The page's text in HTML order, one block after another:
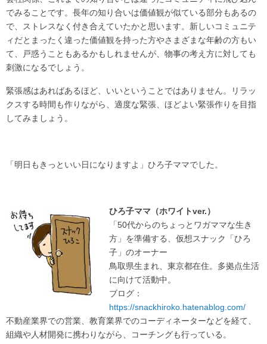
でみることです。長年の知り合いは価値観が似ている部分もあるの
で、ストレスなく付き合えていたかと思います。新しいコミュニテ
ィだとまったく違った価値観を持った方やさまざまな年齢の方もい
て、戸惑うこともあるかもしれませんが、物事の考え方に対しても
刺激になるでしょう。
緊張感はあればあるほど、いいということではありません。リラッ
クスする時間も作りながら、適度な緊張、ほどよい緊張作りを目指
してみましょう。
「明日もきっといい日になりますよ」ひろ子ママでした。
ひろ子ママ（ホワイトver.）
「50代からのちょっとワガママな生き
方」を準備する、仮想スナック「ひろ
子」のオーナー
鳥取県生まれ、東京都在住。多拠点生活
に向けて活動中。
ブログ：
https://snackhiroko.hatenablog.com/
不動産業界での営業、教育業界でのコーディネーターなどを経て、
組織や人材開発に携わりながら、コーチングも行っている。